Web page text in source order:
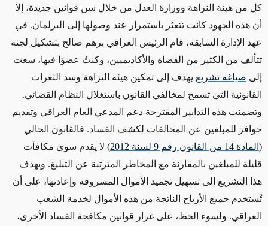
كل من هيئة النزاهة ووزارة العدل من خلال سن قوانين جديدة، إلا
أن هذه الجهود كانت تتعثر باستمرار عند وصولها إلى البرلمان. في
عهد الإدارة السابقة، قام الرئيس العراقي برهم صالح بتشكيل لجنة
تتألف من الكثير من القضاة والأكاديميين، وكنتُ عضوًا فيها، سعت
إلى صياغة تشريع يهدف إلى تمكين هيئة النزاهة وسد الثغرات
القانونية التي تسمح لمخالفي القانون باستغلال النظام القضائي.
وتضمنت هذه التدابير المقترحة دعم المدعي العام العراقي وتقديم
حوافز للمبلغين عن المخالفات لكشف الفساد. فالقانون الحالي
( المادة 14 من القانون رقم 9 لسنة 2012
) لا يقدم سوى مكافآت
قليلة للمبلغين بالمقارنة مع المخاطر المترتبة عن التبليغ. ويهدف
هذا التشريع إلى تسهيل تجميد الأموال المسروقة وإعادتها، على أن
تُستخدم جميع الأرباح الناتجة من هذه الأموال لخدمة الشعب
العراقي. ولسوء الحظ، على غرار قوانين مكافحة الفساد الأخرى،